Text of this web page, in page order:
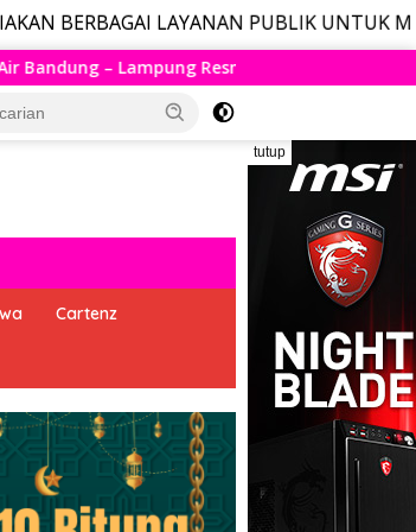
LAYANAN PUBLIK UNTUK
Husein Kembali Layani Rute Berjadwal
tutup
Cartenz